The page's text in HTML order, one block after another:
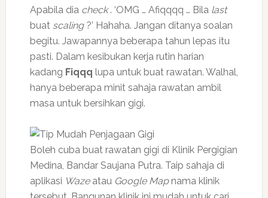
Apabila dia check. ‘OMG … Afiqqqq … Bila last
buat scaling?’ Hahaha. Jangan ditanya soalan
begitu. Jawapannya beberapa tahun lepas itu
pasti. Dalam kesibukan kerja rutin harian
kadang Fiqqq lupa untuk buat rawatan. Walhal,
hanya beberapa minit sahaja rawatan ambil
masa untuk bersihkan gigi.
Boleh cuba buat rawatan gigi di Klinik Pergigian
Medina, Bandar Saujana Putra. Taip sahaja di
aplikasi Wazeatau Google Mapnama klinik